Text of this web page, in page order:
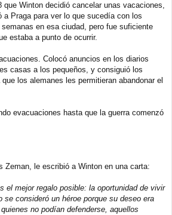
que Winton decidió cancelar unas vacaciones,
Praga para ver lo que sucedía con los
en esa ciudad, pero fue suficiente
estaba a punto de ocurrir.
Colocó anuncios en los diarios
casas a los pequeños, y consiguió los
los alemanes les permitieran abandonar el
evacuaciones hasta que la guerra comenzó
Zeman, le escribió a Winton en una carta:
el mejor regalo posible: la oportunidad de vivir
se consideró un héroe porque su deseo era
no podían defenderse, aquellos